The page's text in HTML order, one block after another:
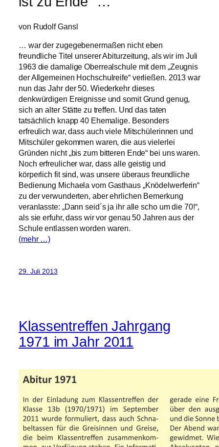
von Rudolf Gansl
… war der zugegebenermaßen nicht eben
freundliche Titel unserer Abiturzeitung, als wir im Juli
1963 die damalige Oberrealschule mit dem „Zeugnis
der Allgemeinen Hochschulreife“ verließen. 2013 war
nun das Jahr der 50. Wiederkehr dieses
denkwürdigen Ereignisse und somit Grund genug,
sich an alter Stätte zu treffen. Und das taten
tatsächlich knapp 40 Ehemalige. Besonders
erfreulich war, dass auch viele Mitschülerinnen und
Mitschüler gekommen waren, die aus vielerlei
Gründen nicht „bis zum bitteren Ende“ bei uns waren.
Noch erfreulicher war, dass alle geistig und
körperlich fit sind, was unsere überaus freundliche
Bedienung Michaela vom Gasthaus „Knödelwerferin“
zu der verwunderten, aber ehrlichen Bemerkung
veranlasste: „Dann seid´s ja ihr alle scho um die 70!“,
als sie erfuhr, dass wir vor genau 50 Jahren aus der
Schule entlassen worden waren.
(mehr …)
29. Juli 2013
Klassentreffen Jahrgang
1971 im Jahr 2011